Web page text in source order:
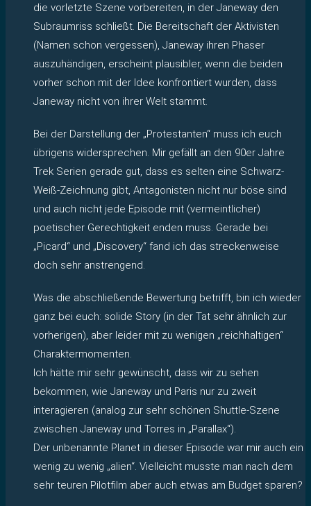
die vorletzte Szene vorbereiten, in der Janeway den
Subraumriss schließt. Die Bereitschaft der Aktivisten
(Namen schon vergessen), Janeway ihren Phaser
auszuhändigen, erscheint plausibler, wenn die beiden
vorher schon mit der Idee konfrontiert wurden, dass
Janeway nicht von ihrer Welt stammt.
Bei der Darstellung der „Protestanten“ muss ich euch
übrigens widersprechen. Mir gefällt an den 90er Jahre
Trek Serien gerade gut, dass es selten eine Schwarz-
Weiß-Zeichnung gibt, Antagonisten nicht nur böse sind
und auch nicht jede Episode mit (vermeintlicher)
poetischer Gerechtigkeit enden muss. Gerade bei
„Picard“ und „Discovery“ fand ich das streckenweise
doch sehr anstrengend.
Was die abschließende Bewertung betrifft, bin ich wieder
ganz bei euch: solide Story (in der Tat sehr ähnlich zur
vorherigen), aber leider mit zu wenigen „reichhaltigen“
Charaktermomenten.
Ich hätte mir sehr gewünscht, dass wir zu sehen
bekommen, wie Janeway und Paris nur zu zweit
interagieren (analog zur sehr schönen Shuttle-Szene
zwischen Janeway und Torres in „Parallax“).
Der unbenannte Planet in dieser Episode war mir auch ein
wenig zu wenig „alien“. Vielleicht musste man nach dem
sehr teuren Pilotfilm aber auch etwas am Budget sparen?